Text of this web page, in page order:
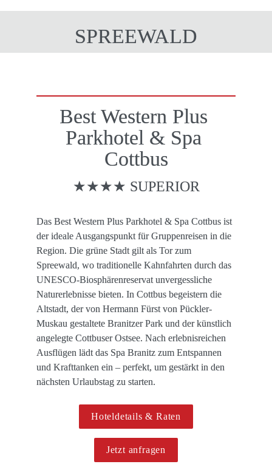
SPREEWALD
Best Western Plus
Parkhotel & Spa
Cottbus
★★★★ SUPERIOR
Das Best Western Plus Parkhotel & Spa Cottbus ist
der ideale Ausgangspunkt für Gruppenreisen in die
Region. Die grüne Stadt gilt als Tor zum
Spreewald, wo traditionelle Kahnfahrten durch das
UNESCO-Biosphärenreservat unvergessliche
Naturerlebnisse bieten. In Cottbus begeistern die
Altstadt, der von Hermann Fürst von Pückler-
Muskau gestaltete Branitzer Park und der künstlich
angelegte Cottbuser Ostsee. Nach erlebnisreichen
Ausflügen lädt das Spa Branitz zum Entspannen
und Krafttanken ein – perfekt, um gestärkt in den
nächsten Urlaubstag zu starten.
Hoteldetails & Raten
Jetzt anfragen